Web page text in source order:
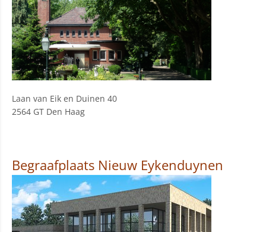
Laan van Eik en Duinen 40
2564 GT Den Haag
Begraafplaats Nieuw Eykenduynen